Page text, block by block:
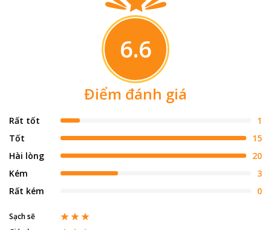
6.6
Điểm đánh giá
Rất tốt
1
Tốt
15
Hài lòng
20
Kém
3
Rất kém
0
Sạch sẽ